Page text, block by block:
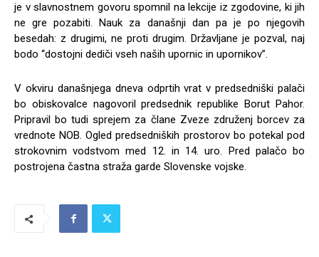
je v slavnostnem govoru spomnil na lekcije iz zgodovine, ki jih
ne gre pozabiti. Nauk za današnji dan pa je po njegovih
besedah: z drugimi, ne proti drugim. Državljane je pozval, naj
bodo “dostojni dediči vseh naših upornic in upornikov”.
V okviru današnjega dneva odprtih vrat v predsedniški palači
bo obiskovalce nagovoril predsednik republike Borut Pahor.
Pripravil bo tudi sprejem za člane Zveze združenj borcev za
vrednote NOB. Ogled predsedniških prostorov bo potekal pod
strokovnim vodstvom med 12. in 14. uro. Pred palačo bo
postrojena častna straža garde Slovenske vojske.